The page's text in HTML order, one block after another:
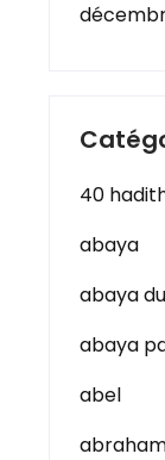
40
abaya
abaya
abaya
abel